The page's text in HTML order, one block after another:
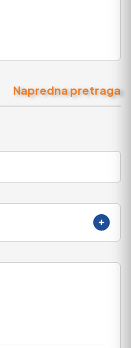
Napredna pretraga